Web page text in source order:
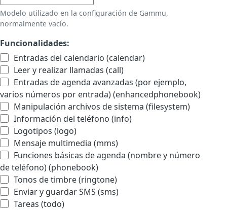
Modelo utilizado en la configuración de Gammu,
normalmente vacío.
Funcionalidades:
Entradas del calendario (calendar)
Leer y realizar llamadas (call)
Entradas de agenda avanzadas (por ejemplo,
varios números por entrada) (enhancedphonebook)
Manipulación archivos de sistema (filesystem)
Información del teléfono (info)
Logotipos (logo)
Mensaje multimedia (mms)
Funciones básicas de agenda (nombre y número
de teléfono) (phonebook)
Tonos de timbre (ringtone)
Enviar y guardar SMS (sms)
Tareas (todo)